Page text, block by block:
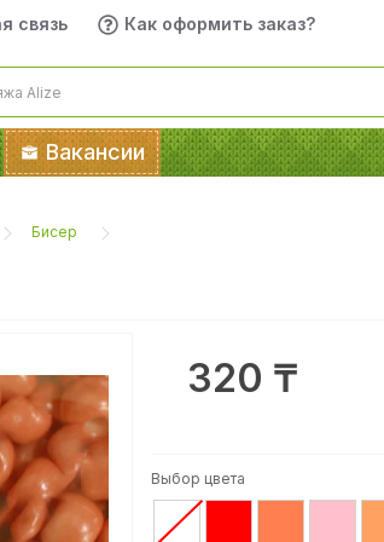
связь Как оформить заказ?
Вакансии
Бисер
320 ₸
Выбор цвета